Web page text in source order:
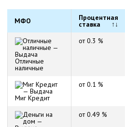
МФО Процентная
ставка ↑↓
Отличные
наличные
от 0.3 %
Миг Кредит
от 0.1 %
от 0.49 %